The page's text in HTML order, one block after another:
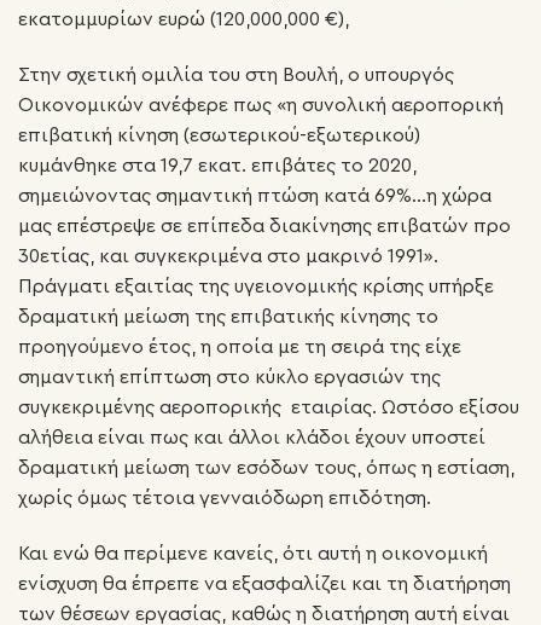
εκατομμυρίων ευρώ (120,000,000 €),
Στην σχετική ομιλία του στη Βουλή, ο υπουργός
Οικονομικών ανέφερε πως «η συνολική αεροπορική
επιβατική κίνηση (εσωτερικού-εξωτερικού)
κυμάνθηκε στα 19,7 εκατ. επιβάτες το 2020,
σημειώνοντας σημαντική πτώση κατά 69%…η χώρα
μας επέστρεψε σε επίπεδα διακίνησης επιβατών προ
30ετίας, και συγκεκριμένα στο μακρινό 1991».
Πράγματι εξαιτίας της υγειονομικής κρίσης υπήρξε
δραματική μείωση της επιβατικής κίνησης το
προηγούμενο έτος, η οποία με τη σειρά της είχε
σημαντική επίπτωση στο κύκλο εργασιών της
συγκεκριμένης αεροπορικής εταιρίας. Ωστόσο εξίσου
αλήθεια είναι πως και άλλοι κλάδοι έχουν υποστεί
δραματική μείωση των εσόδων τους, όπως η εστίαση,
χωρίς όμως τέτοια γενναιόδωρη επιδότηση.
Και ενώ θα περίμενε κανείς, ότι αυτή η οικονομική
ενίσχυση θα έπρεπε να εξασφαλίζει και τη διατήρηση
των θέσεων εργασίας, καθώς η διατήρηση αυτή είναι